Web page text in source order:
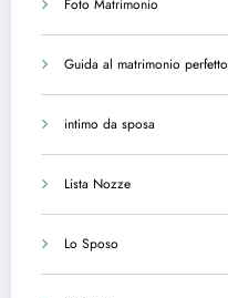
Foto Matrimonio
Guida al matrimonio perfetto
intimo da sposa
Lista Nozze
Lo Sposo